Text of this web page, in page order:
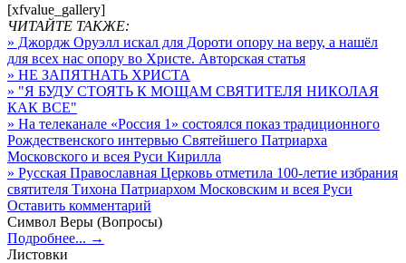
[xfvalue_gallery]
ЧИТАЙТЕ ТАКЖЕ:
» Джордж Оруэлл искал для Дороти опору на веру, а нашёл
для всех нас опору во Христе. Авторская статья
» НЕ ЗАПЯТНАТЬ ХРИСТА
» "Я БУДУ СТОЯТЬ К МОЩАМ СВЯТИТЕЛЯ НИКОЛАЯ
КАК ВСЕ"
» На телеканале «Россия 1» состоялся показ традиционного
Рождественского интервью Святейшего Патриарха
Московского и всея Руси Кирилла
» Русская Православная Церковь отметила 100-летие избрания
святителя Тихона Патриархом Московским и всея Руси
Оставить комментарий
Символ Веры (Вопросы)
Подробнее... →
Листовки